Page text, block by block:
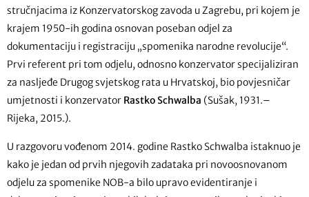
stručnjacima iz Konzervatorskog zavoda u Zagrebu, pri kojem je
krajem 1950-ih godina osnovan poseban odjel za
dokumentaciju i registraciju „spomenika narodne revolucije“.
Prvi referent pri tom odjelu, odnosno konzervator specijaliziran
za nasljeđe Drugog svjetskog rata u Hrvatskoj, bio povjesničar
umjetnosti i konzervator Rastko Schwalba (Sušak, 1931.–
Rijeka, 2015.).
U razgovoru vođenom 2014. godine Rastko Schwalba istaknuo je
kako je jedan od prvih njegovih zadataka pri novoosnovanom
odjelu za spomenike NOB-a bilo upravo evidentiranje i